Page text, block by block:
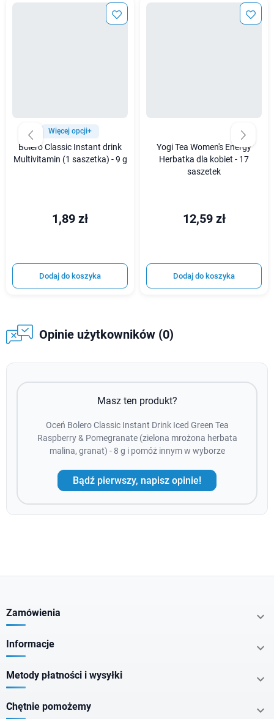
Więcej opcji+
Bolero Classic Instant drink
Multivitamin (1 saszetka) - 9 g
1,89 zł
Dodaj do koszyka
Yogi Tea Women's Energy
Herbatka dla kobiet - 17
saszetek
12,59 zł
Dodaj do koszyka
Opinie użytkowników (0)
Masz ten produkt?
Oceń Bolero Classic Instant Drink Iced Green Tea
Raspberry & Pomegranate (zielona mrożona herbata
malina, granat) - 8 g i pomóż innym w wyborze
Bądź pierwszy, napisz opinie!
Zamówienia 
Informacje 
Metody płatności i wysyłki 
Chętnie pomożemy 